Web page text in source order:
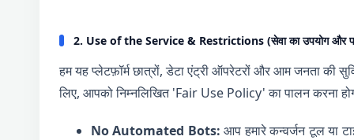
2. Use of the Service & Restrictions (सेवा का उपयोग और
हम यह प्लेटफ़ॉर्म छात्रों, डेटा एंट्री ऑपरेटरों और आम जनता
लिए, आपको निम्नलिखित 'Fair Use Policy' का पालन करना
No Automated Bots: आप हमारे कन्वर्जन टूल या